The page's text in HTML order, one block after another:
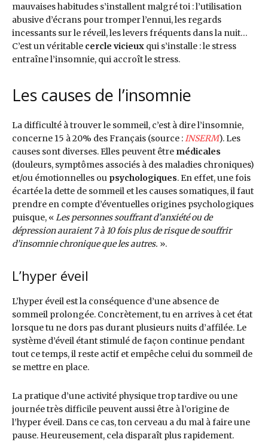
mauvaises habitudes s’installent malgré toi : l’utilisation
abusive d’écrans pour tromper l’ennui, les regards
incessants sur le réveil, les levers fréquents dans la nuit…
C’est un véritable cercle vicieux qui s’installe : le stress
entraîne l’insomnie, qui accroît le stress.
Les causes de l’insomnie
La difficulté à trouver le sommeil, c’est à dire l’insomnie,
concerne 15 à 20% des Français (source :INSERM). Les
causes sont diverses. Elles peuvent être médicales
(douleurs, symptômes associés à des maladies chroniques)
et/ou émotionnelles ou psychologiques. En effet, une fois
écartée la dette de sommeil et les causes somatiques, il faut
prendre en compte d’éventuelles origines psychologiques
puisque, «Les personnes souffrant d’anxiété ou de
dépression auraient 7 à 10 fois plus de risque de souffrir
d’insomnie chronique que les autres. ».
L’hyper éveil
L’hyper éveil est la conséquence d’une absence de
sommeil prolongée. Concrètement, tu en arrives à cet état
lorsque tu ne dors pas durant plusieurs nuits d’affilée. Le
système d’éveil étant stimulé de façon continue pendant
tout ce temps, il reste actif et empêche celui du sommeil de
se mettre en place.
La pratique d’une activité physique trop tardive ou une
journée très difficile peuvent aussi être à l’origine de
l’hyper éveil. Dans ce cas, ton cerveau a du mal à faire une
pause. Heureusement, cela disparaît plus rapidement.